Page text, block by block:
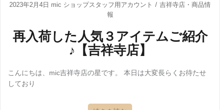
2023年2月4日 mic ショップスタッフ用アカウント 吉祥寺店 ・ 商品情
報
再入荷した人気３アイテムご紹介
♪【吉祥寺店】
こんにちは、mic吉祥寺店の星です。 本日は大変長らくお待たせ
しており